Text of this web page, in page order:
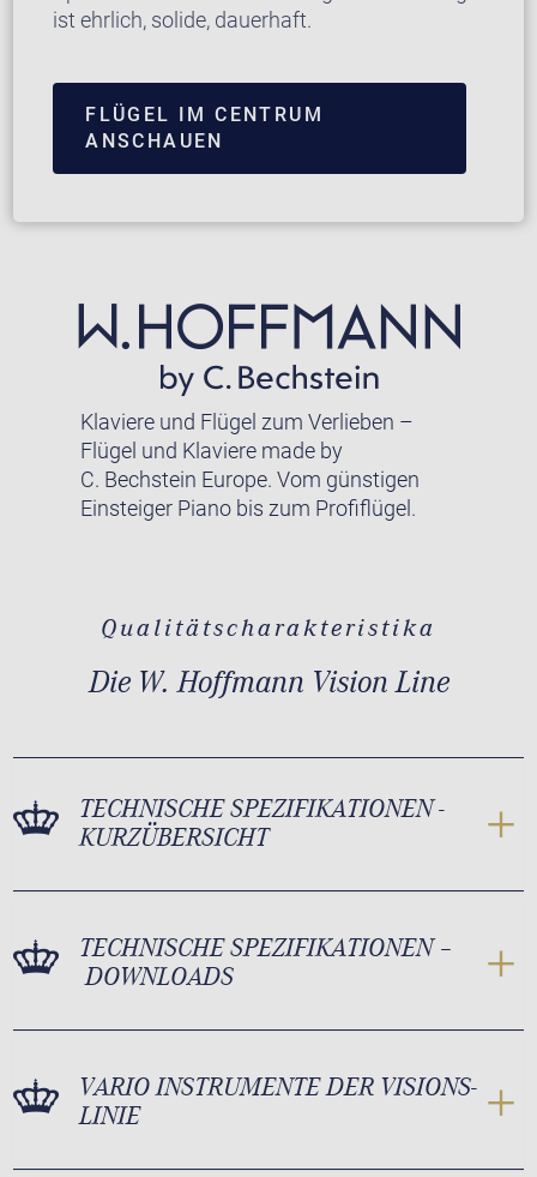
ist ehrlich, solide, dauerhaft.
FLÜGEL IM CENTRUM
ANSCHAUEN
Klaviere und Flügel zum Verlieben –
Flügel und Klaviere made by
C. Bechstein Europe. Vom günstigen
Einsteiger Piano bis zum Profiflügel.
Qualitätscharakteristika
Die W. Hoffmann Vision Line
TECHNISCHE SPEZIFIKATIONEN -
KURZÜBERSICHT
TECHNISCHE SPEZIFIKATIONEN –
DOWNLOADS
VARIO INSTRUMENTE DER VISIONS-
LINIE